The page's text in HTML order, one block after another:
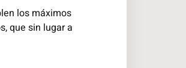
los máximos
que sin lugar a